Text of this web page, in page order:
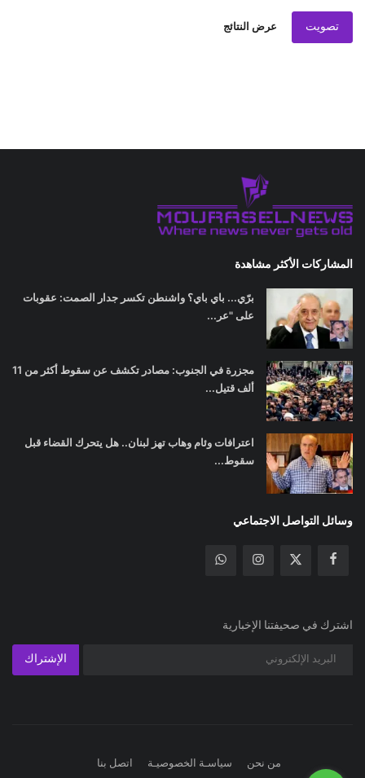
تصويت عرض النتائج
المشاركات الأكثر مشاهدة
برّي... باي باي؟ واشنطن تكسر جدار الصمت: عقوبات
على "عر...
مجزرة في الجنوب: مصادر تكشف عن سقوط أكثر من 11
ألف قتيل...
اعترافات وئام وهاب تهز لبنان.. هل يتحرك القضاء قبل
سقوط...
وسائل التواصل الاجتماعي
اشترك في صحيفتنا الإخبارية
الإشتراك
من نحن سياسـة الخصوصيـة اتصل بنا